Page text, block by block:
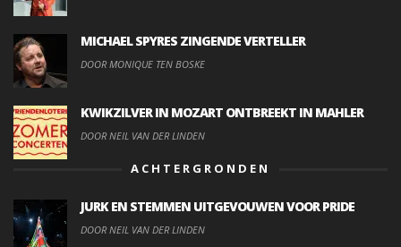
MICHAEL SPYRES ZINGENDE VERTELLER
DOOR MONIQUE TEN BOSKE
KWIKZILVER IN MOZART ONTBREEKT IN MAHLER
DOOR NEIL VAN DER LINDEN
ACHTERGRONDEN
JURK EN STEMMEN UITGEVOUWEN VOOR PRIDE
DOOR NEIL VAN DER LINDEN